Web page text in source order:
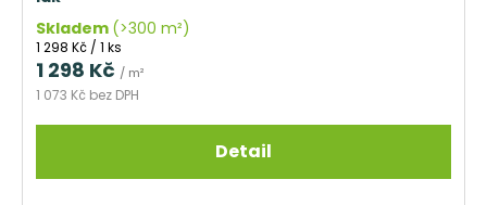
Skladem (>300 m²)
1 073 Kč bez DPH
1 298 Kč / m²
Měrná
cena:
1 298 Kč / 1 ks
Detail